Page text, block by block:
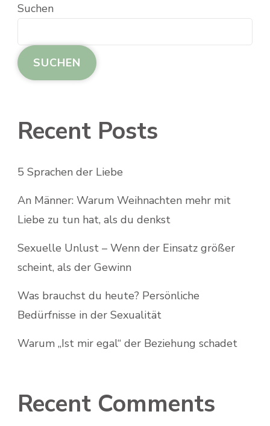
Suchen
SUCHEN
Recent Posts
5 Sprachen der Liebe
An Männer: Warum Weihnachten mehr mit
Liebe zu tun hat, als du denkst
Sexuelle Unlust – Wenn der Einsatz größer
scheint, als der Gewinn
Was brauchst du heute? Persönliche
Bedürfnisse in der Sexualität
Warum „Ist mir egal“ der Beziehung schadet
Recent Comments